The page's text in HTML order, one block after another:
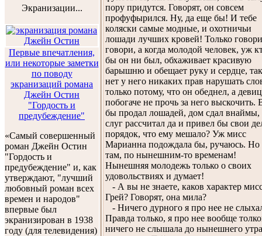
Экранизации...
Первые впечатления,
или некоторые заметки
по поводу
экранизаций романа
Джейн Остин
"Гордость и
предубеждение"
«Самый совершенный
роман Джейн Остин
"Гордость и
предубеждение" и, как
утверждают, "лучший
любовный роман всех
времен и народов"
впервые был
экранизирован в 1938
году (для телевидения)
пору придутся. Говорят, он совсем
профуфырился. Ну, да еще бы! И тебе
коляски самые модные, и охотничьи
лошади лучших кровей! Только
говори, а когда молодой человек, уж
бы он ни был, обхаживает красивую
барышню и обещает руку и сердце, так
нет у него никаких прав нарушать
только потому, что он обеднел, а
побогаче не прочь за него выскочить.
бы продал лошадей, дом сдал внаймы,
слуг рассчитал да и привел бы свои
порядок, что ему мешало? Уж мисс
Марианна подождала бы, ручаюсь. Но
там, по нынешним-то временам!
Нынешняя молодежь только о своих
удовольствиях и думает!
- А вы не знаете, каков характер
Грей? Говорят, она мила?
- Ничего дурного я про нее не
Правда только, я про нее вообще
ничего не слышала до нынешнего